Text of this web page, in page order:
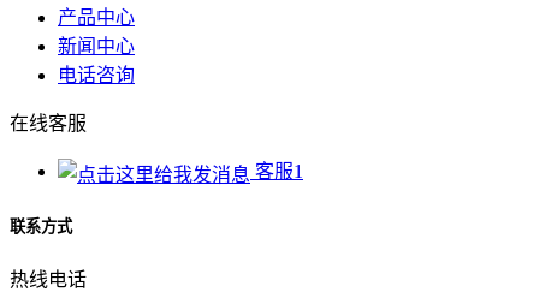
产品中心
新闻中心
电话咨询
在线客服
客服1
联系方式
热线电话